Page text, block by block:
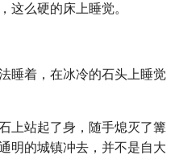
这么硬的床上睡觉。
睡着，在冰冷的石头上睡觉
上站起了身，随手熄灭了篝
明的城镇冲去，并不是自大